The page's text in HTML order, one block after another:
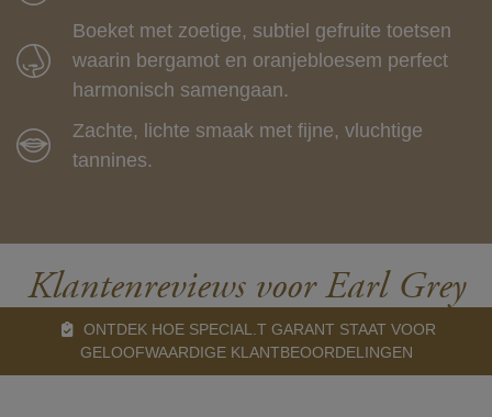
Boeket met zoetige, subtiel gefruite toetsen
waarin bergamot en oranjebloesem perfect
harmonisch samengaan.
Zachte, lichte smaak met fijne, vluchtige
tannines.
Klantenreviews voor Earl Grey
ONTDEK HOE SPECIAL.T GARANT STAAT VOOR
GELOOFWAARDIGE KLANTBEOORDELINGEN